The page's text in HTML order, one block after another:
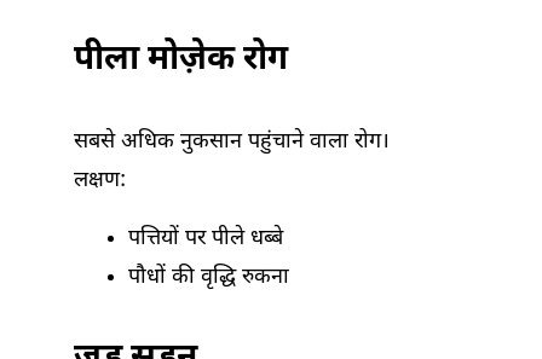
पीला मोज़ेक रोग
सबसे अधिक नुकसान पहुंचाने वाला रोग।
लक्षण:
पत्तियों पर पीले धब्बे
पौधों की वृद्धि रुकना